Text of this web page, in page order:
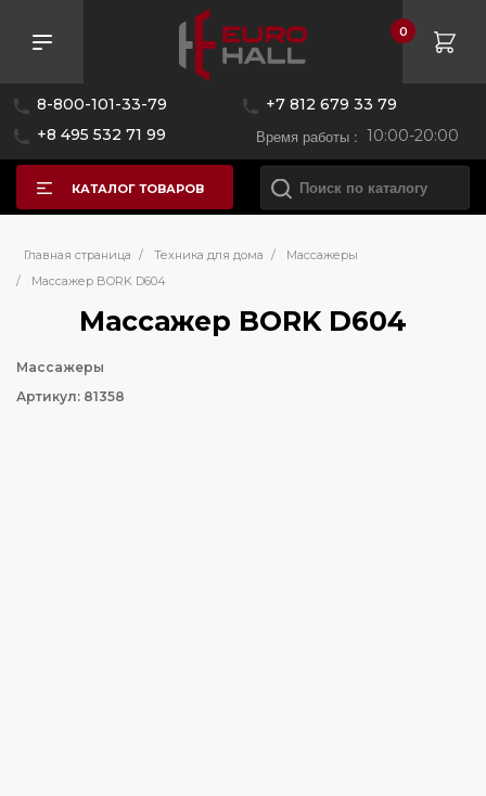
8-800-101-33-79
+7 812 679 33 79
+8 495 532 71 99
Время работы : 10:00-20:00
0
КАТАЛОГ ТОВАРОВ
Главная страница / Техника для дома /
Массажеры
/
Массажер BORK D604
Массажер BORK D604
Массажеры
Артикул: 81358